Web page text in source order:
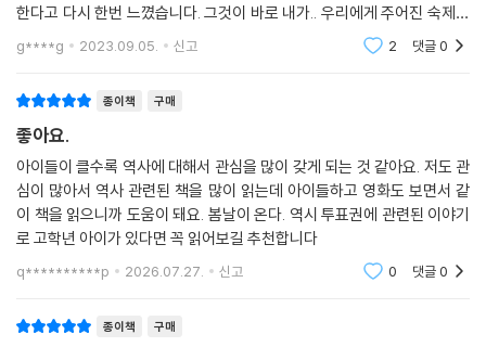
한다고 다시 한번 느꼈습니다. 그것이 바로 내가.. 우리에게 주어진 숙제라
는 생각이 들었습니다. “역사를 잊은 민족에게는 미래가 없다.”
g****g 2023.09.05. 신고 2 댓글0
종이책 구매
좋아요.
아이들이 클수록 역사에 대해서 관심을 많이 갖게 되는 것 같아요. 저도 관
심이 많아서 역사 관련된 책을 많이 읽는데 아이들하고 영화도 보면서 같
이 책을 읽으니까 도움이 돼요. 봄날이 온다. 역시 투표권에 관련된 이야기
로 고학년 아이가 있다면 꼭 읽어보길 추천합니다
q**********p 2026.07.27. 신고 0 댓글0
종이책 구매